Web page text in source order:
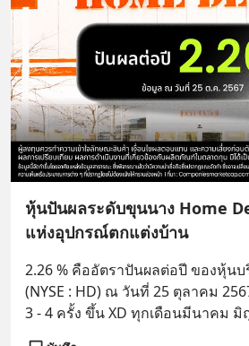
หุ้นปันผลระดับขุนนาง Home
แห่งอุปกรณ์ตกแต่งบ้าน
2.26 % คืออัตราปันผลต่อปี ของหุ้น
(NYSE : HD) ณ วันที่ 25 ตุลาคม
3 - 4 ครั้ง ขึ้น XD ทุกเดือนมีนาคม มิ